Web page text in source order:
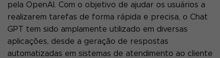
pela OpenAI. Com o objetivo de ajudar os usuários a
realizarem tarefas de forma rápida e precisa, o Chat
GPT tem sido amplamente utilizado em diversas
aplicações, desde a geração de respostas
automatizadas em sistemas de atendimento ao cliente